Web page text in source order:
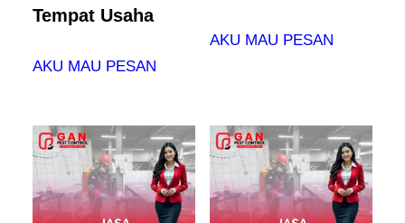
Tempat Usaha
AKU MAU PESAN
AKU MAU PESAN